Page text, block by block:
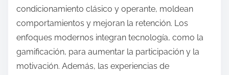
condicionamiento clásico y operante, moldean
comportamientos y mejoran la retención. Los
enfoques modernos integran tecnología, como la
gamificación, para aumentar la participación y la
motivación. Además, las experiencias de